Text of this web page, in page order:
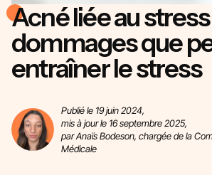
Acné liée au stress
dommages que
entraîner le stress
Publié le 19 juin 2024,
mis à jour le 16 septembre 2025,
par Anaïs Bodeson, chargée de la
Médicale